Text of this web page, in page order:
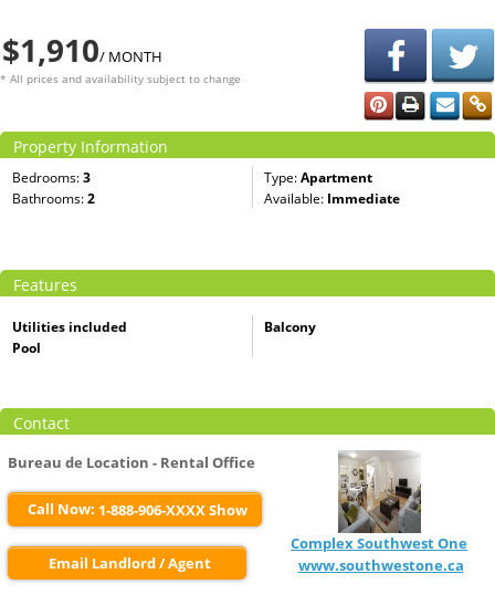
$1,910/ MONTH
* All prices and availability subject to change
Property Information
Bedrooms:3 Type:Apartment
Bathrooms:2 Available: Immediate
Features
Utilities included
Balcony
Pool
Contact
Bureau de Location - Rental Office
Call Now: 1-888-906-XXXX Show
Email Landlord / Agent
Complex Southwest One
www.southwestone.ca